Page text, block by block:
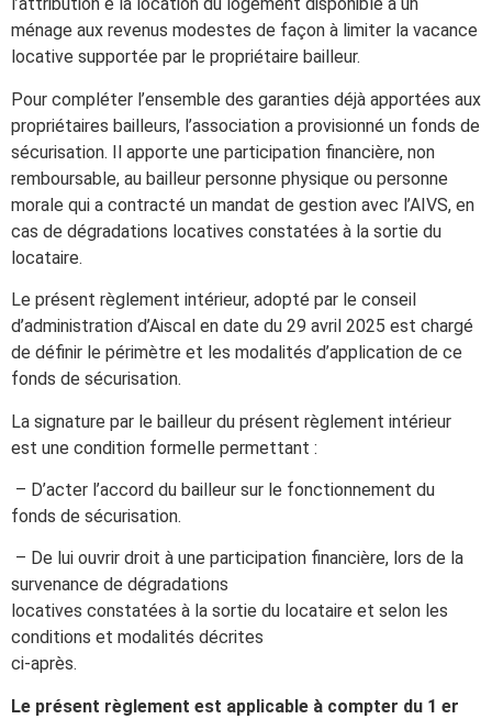
l’attribution e la location du logement disponible à un
ménage aux revenus modestes de façon à limiter la vacance
locative supportée par le propriétaire bailleur.
Pour compléter l’ensemble des garanties déjà apportées aux
propriétaires bailleurs, l’association a provisionné un fonds de
sécurisation. Il apporte une participation financière, non
remboursable, au bailleur personne physique ou personne
morale qui a contracté un mandat de gestion avec l’AIVS, en
cas de dégradations locatives constatées à la sortie du
locataire.
Le présent règlement intérieur, adopté par le conseil
d’administration d’Aiscal en date du 29 avril 2025 est chargé
de définir le périmètre et les modalités d’application de ce
fonds de sécurisation.
La signature par le bailleur du présent règlement intérieur
est une condition formelle permettant :
– D’acter l’accord du bailleur sur le fonctionnement du
fonds de sécurisation.
– De lui ouvrir droit à une participation financière, lors de la
survenance de dégradations
locatives constatées à la sortie du locataire et selon les
conditions et modalités décrites
ci-après.
Le présent règlement est applicable à compter du 1 er